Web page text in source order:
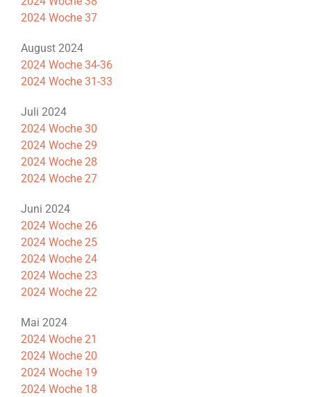
2024 Woche 37
August 2024
2024 Woche 34-36
2024 Woche 31-33
Juli 2024
2024 Woche 30
2024 Woche 29
2024 Woche 28
2024 Woche 27
Juni 2024
2024 Woche 26
2024 Woche 25
2024 Woche 24
2024 Woche 23
2024 Woche 22
Mai 2024
2024 Woche 21
2024 Woche 20
2024 Woche 19
2024 Woche 18